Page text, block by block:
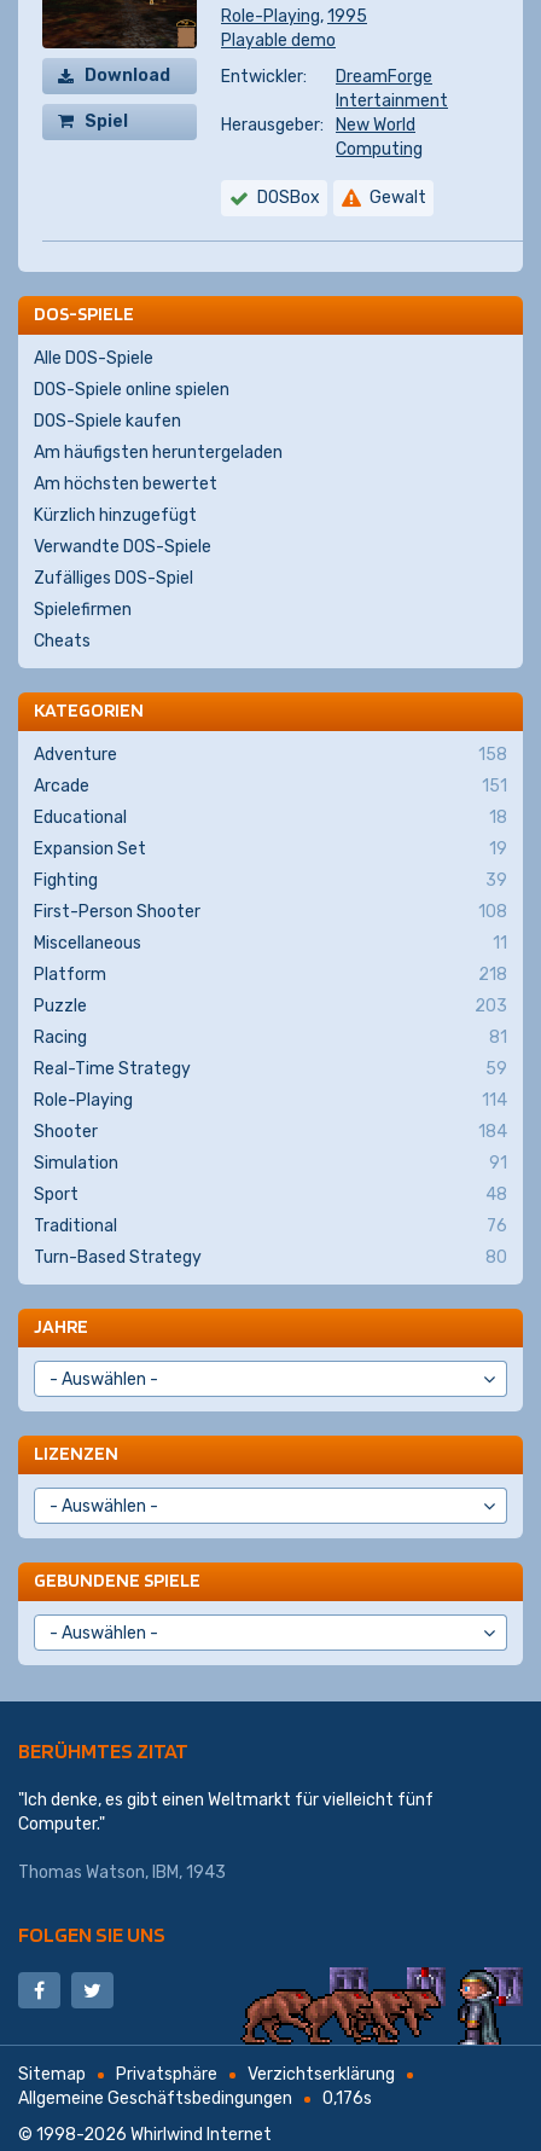
Download
Spiel
Role-Playing,1995
Playable demo
Entwickler:
DreamForge
Intertainment
Herausgeber:
New World
Computing
DOSBox Gewalt
DOS-SPIELE
Alle DOS-Spiele
DOS-Spiele online spielen
DOS-Spiele kaufen
Am häufigsten heruntergeladen
Am höchsten bewertet
Kürzlich hinzugefügt
Verwandte DOS-Spiele
Zufälliges DOS-Spiel
Spielefirmen
Cheats
KATEGORIEN
Adventure
158
Arcade
151
Educational
18
Expansion Set
19
Fighting
39
First-Person Shooter
108
Miscellaneous
11
Platform
218
Puzzle
203
Racing
81
Real-Time Strategy
59
Role-Playing
114
Shooter
184
Simulation
91
Sport
48
Traditional
76
Turn-Based Strategy
80
JAHRE
LIZENZEN
GEBUNDENE SPIELE
BERÜHMTES ZITAT
"Ich denke, es gibt einen Weltmarkt für vielleicht fünf
Computer."
Thomas Watson, IBM, 1943
FOLGEN SIE UNS
Sitemap Privatsphäre
Verzichtserklärung
Allgemeine Geschäftsbedingungen
0,176s
© 1998-2026 Whirlwind Internet